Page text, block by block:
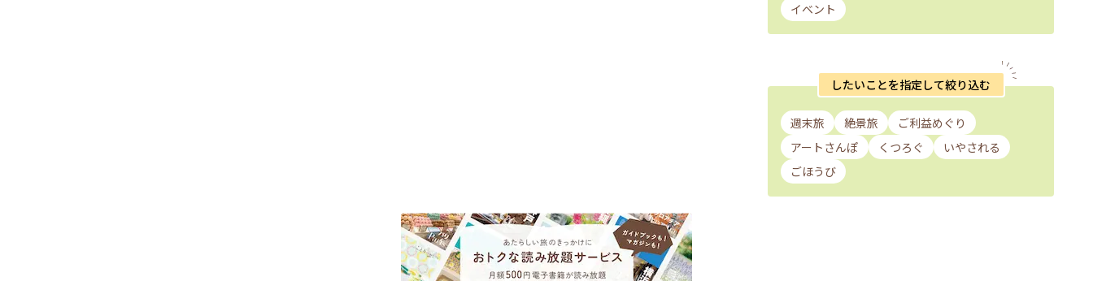
イベント
したいことを指定して絞り込む
週末旅 絶景旅
ご利益めぐり
アートさんぽ
くつろぐ
いやされる
ごほうび